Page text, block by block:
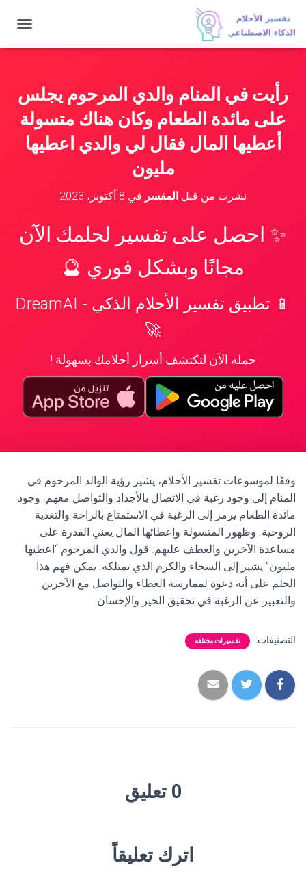
ب
ت
رأيت في المنام والدي المرحوم يجلس
على مائدة الطعام وكان هناك متسولة
أعطيها المال فقال لي والدي اعطيها
مليون
نشرت من قبل المفسر في 8 أكتوبر، 2023
✨ احصل على تفسير لحلمك الآن
مجانًا وبشكل فوري 🔮
📱 تطبيق تفسير الأحلام الذكي - DreamAI
🚀
حمله الآن لتكتشف أسرار أحلامك بسهولة !
وفقًا لموسوعات تفسير الأحلام، يشير رؤية الوالد المرحوم في
المنام إلى وجود رغبة في الاتصال بالأجداد والتواصل معهم. وجود
مائدة الطعام يرمز إلى الرغبة في الاستمتاع بالراحة والتغذية
الروحية. وظهور المتسولة وإعطائها المال يعني القدرة على
مساعدة الآخرين والعطف عليهم. قول والدي المرحوم “اعطيها
مليون” يشير إلى السخاء والكرم الذي تمتلكه. يمكن فهم هذا
الحلم على أنه دعوة لممارسة العطاء والتواصل مع الآخرين
والتعبير عن الرغبة في تحقيق الخير والإحسان.
التصنيفات: تفسيرات مختلفة
0 تعليق
اترك تعليقاً